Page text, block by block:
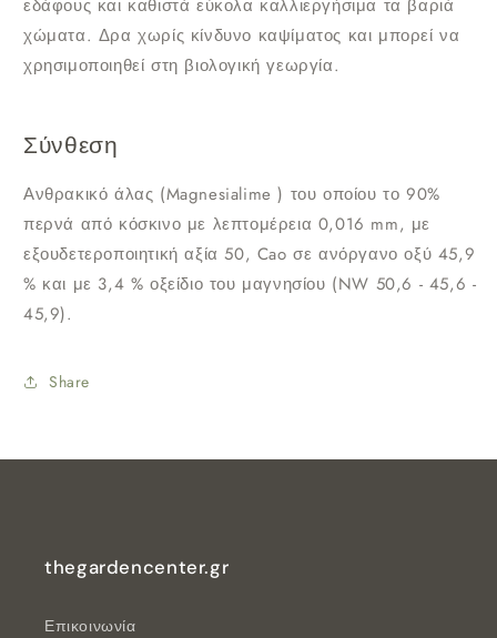
εδάφους και καθιστά εύκολα καλλιεργήσιμα τα βαριά
χώματα. Δρα χωρίς κίνδυνο καψίματος και μπορεί να
χρησιμοποιηθεί στη βιολογική γεωργία.
Σύνθεση
Ανθρακικό άλας (Magnesialime ) του οποίου το 90%
περνά από κόσκινο με λεπτομέρεια 0,016 mm, με
εξουδετεροποιητική αξία 50, Cao σε ανόργανο οξύ 45,9
% και με 3,4 % οξείδιο του μαγνησίου (NW 50,6 - 45,6 -
45,9).
Share
thegardencenter.gr
Επικοινωνία